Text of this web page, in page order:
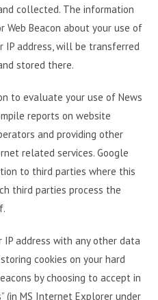
collected. The information
Web Beacon about your use of
IP address, will be transferred
stored there.
to evaluate your use of News
reports on website
and providing other
related services. Google
to third parties where this
third parties process the
address with any other data
cookies on your hard
by choosing to accept in
(in MS Internet Explorer under